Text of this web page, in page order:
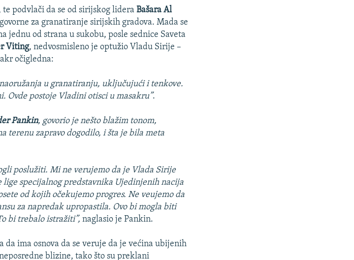
podvlači da se od sirijskog lideraBašara Al
za granatiranje sirijskih gradova. Mada se
jednu od strana u sukobu, posle sednice Saveta
Viting, nedvosmisleno je optužio Vladu Sirije –
očigledna:
u granatiranju, uključujući i tenkove.
Ovde postoje Vladini otisci u masakru”.
Pankin, govorio je nešto blažim tonom,
terenu zapravo dogodilo, i šta je bila meta
poslužiti. Mi ne verujemo da je Vlada Sirije
specijalnog predstavnika Ujedinjenih nacija
od kojih očekujemo progres. Ne veujemo da
za napredak upropastila. Ovo bi mogla biti
bi trebalo istražiti”, naglasio je Pankin.
da ima osnova da se veruje da je većina ubijenih
blizine, tako što su preklani